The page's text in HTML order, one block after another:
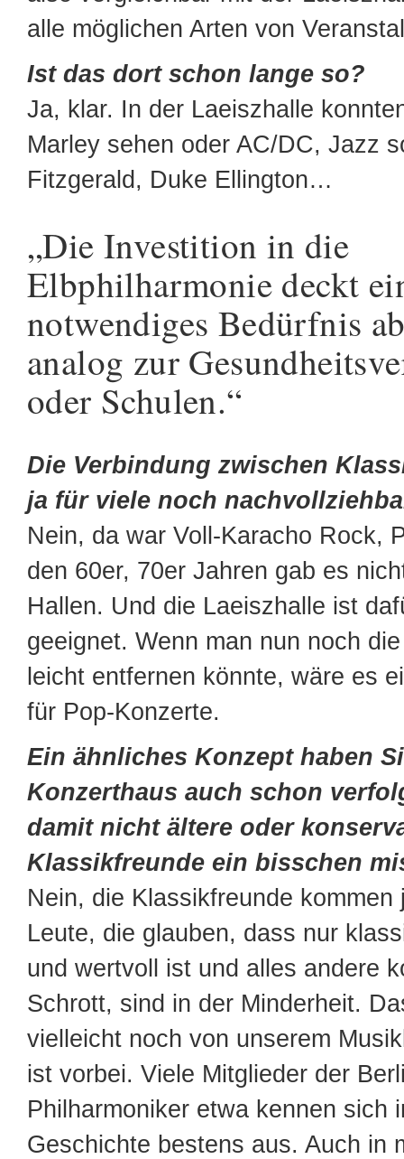
alle möglichen Arten von
Ist das dort schon lange so?
Ja, klar. In der Laeiszhalle
Marley sehen oder AC/DC, Jazz
Fitzgerald, Duke Ellington…
„Die Investition in die
Elbphilharmonie deckt
notwendiges Bedürfnis
analog zur
oder Schulen.“
Die Verbindung zwischen
ja für viele noch
Nein, da war Voll-Karacho Rock,
den 60er, 70er Jahren gab es
Hallen. Und die Laeiszhalle ist
geeignet. Wenn man nun noch
leicht entfernen könnte, wäre es
für Pop-Konzerte.
Ein ähnliches Konzept haben
Konzerthaus auch schon
damit nicht ältere oder
Klassikfreunde ein bisschen
Nein, die Klassikfreunde kommen
Leute, die glauben, dass nur
und wertvoll ist und alles andere
Schrott, sind in der Minderheit.
vielleicht noch von unserem
ist vorbei. Viele Mitglieder der
Philharmoniker etwa kennen sich
Geschichte bestens aus. Auch in